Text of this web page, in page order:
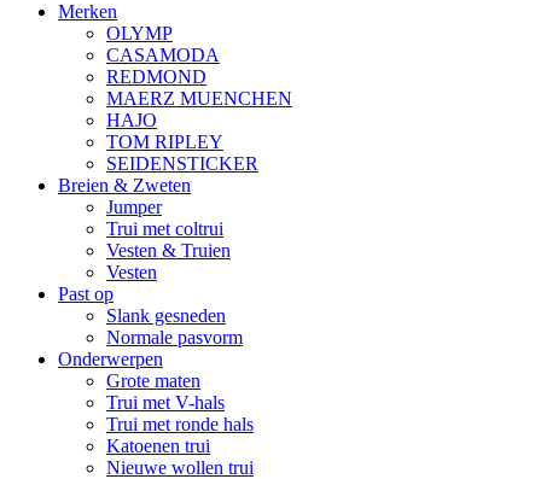
Merken
OLYMP
CASAMODA
REDMOND
MAERZ MUENCHEN
HAJO
TOM RIPLEY
SEIDENSTICKER
Breien & Zweten
Jumper
Trui met coltrui
Vesten & Truien
Vesten
Past op
Slank gesneden
Normale pasvorm
Onderwerpen
Grote maten
Trui met V-hals
Trui met ronde hals
Katoenen trui
Nieuwe wollen trui